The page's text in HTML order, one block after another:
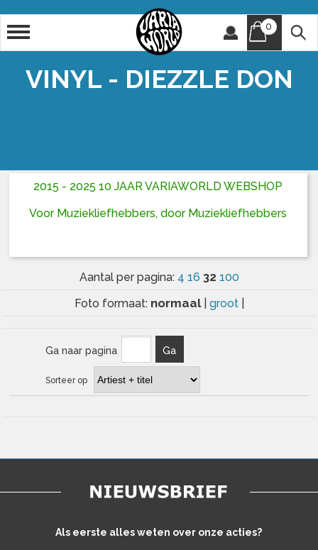
0
VINYL - DIEZZLE DON
2015 - 2025 10 JAAR VARIAWORLD WEBSHOP
Voor Muziekliefhebbers, door Muziekliefhebbers
Aantal per pagina: 4 16 32 100
Foto formaat: normaal groot
Ga naar pagina Ga
Sorteer op
Als eerste alles weten over onze acties?